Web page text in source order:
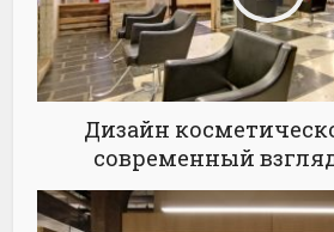
Дизайн
современный